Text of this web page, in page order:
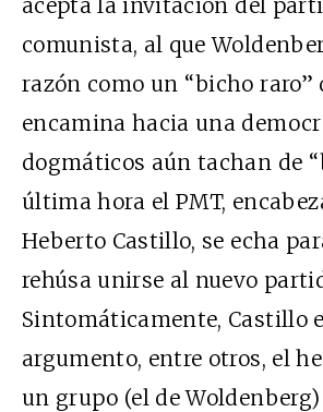
acepta la invitación del
comunista, al que
razón como un “bicho raro”
encamina hacia una
dogmáticos aún tachan de
última hora el PMT,
Heberto Castillo, se echa
rehúsa unirse al nuevo
Sintomáticamente, Castillo
argumento, entre otros, el
un grupo (el de Woldenberg)